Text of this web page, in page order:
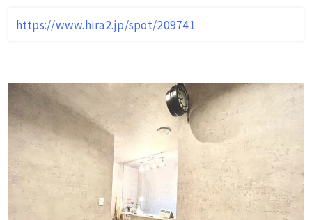
https://www.hira2.jp/spot/209741